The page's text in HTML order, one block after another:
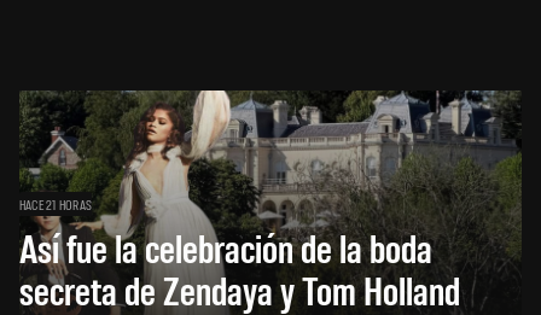
HACE 21 HORAS
Así fue la celebración de la boda
secreta de Zendaya y Tom Holland